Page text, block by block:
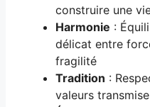
construire une
Harmonie :
délicat entre
fragilité
Tradition :
valeurs